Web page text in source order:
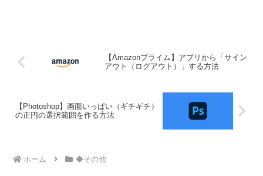
【Amazonプライム】アプリから「サイン
アウト（ログアウト）」する方法
【Photoshop】画面いっぱい（ギチギチ）
の正円の選択範囲を作る方法
ホーム ◆その他